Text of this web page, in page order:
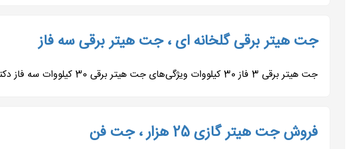
جت هیتر برقی گلخانه ای ، جت هیتر برقی سه فاز
جت هیتر برقی 3 فاز 30 کیلووات ویژگی‌های جت هیتر برقی 30 کیلووات سه فاز دکتر قشلاق توان حرارتی 30 کیلووات برای گرمایش...
فروش جت هیتر گازی 25 هزار ، جت فن